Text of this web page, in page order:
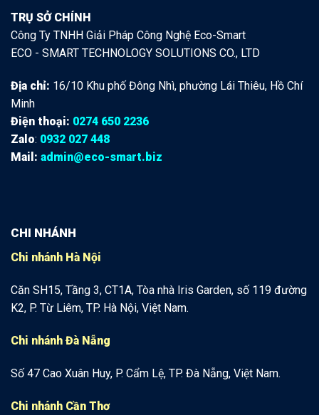
TRỤ SỞ CHÍNH
Công Ty TNHH Giải Pháp Công Nghệ Eco-Smart
ECO - SMART TECHNOLOGY SOLUTIONS CO., LTD
Địa chỉ: 16/10 Khu phố Đông Nhì, phường Lái Thiêu, Hồ Chí
Minh
Điện thoại: 0274 650 2236
Zalo: 0932 027 448
Mail: admin@eco-smart.biz
CHI NHÁNH
Chi nhánh Hà Nội
Căn SH15, Tầng 3, CT1A, Tòa nhà Iris Garden, số 119 đường
K2, P. Từ Liêm, TP. Hà Nội, Việt Nam.
Chi nhánh Đà Nẵng
Số 47 Cao Xuân Huy, P. Cẩm Lệ, TP. Đà Nẵng, Việt Nam.
Chi nhánh Cần Thơ